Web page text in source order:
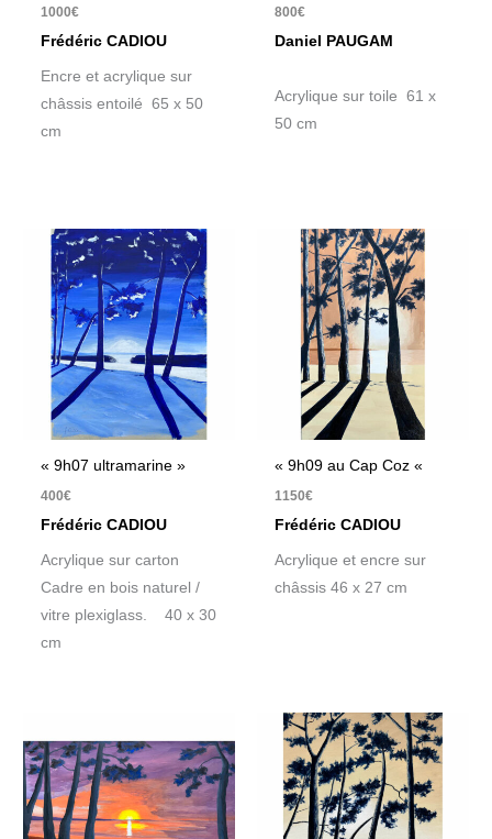
1000€
Frédéric CADIOU
Encre et acrylique sur
châssis entoilé 65 x 50
cm
800€
Daniel PAUGAM
Acrylique sur toile 61 x
50 cm
« 9h07 ultramarine »
400€
Frédéric CADIOU
Acrylique sur carton
Cadre en bois naturel /
vitre plexiglass. 40 x 30
cm
« 9h09 au Cap Coz «
1150€
Frédéric CADIOU
Acrylique et encre sur
châssis 46 x 27 cm